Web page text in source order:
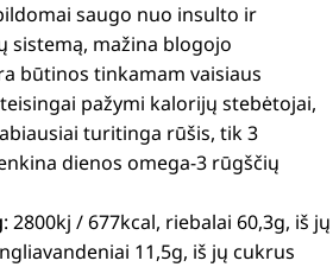
saugo nuo insulto ir
sistemą, mažina blogojo
būtinos tinkamam vaisiaus
pažymi kalorijų stebėtojai,
turitinga rūšis, tik 3
dienos omega-3 rūgščių
: 2800kj / 677kcal, riebalai 60,3g, iš jų
11,5g, iš jų cukrus